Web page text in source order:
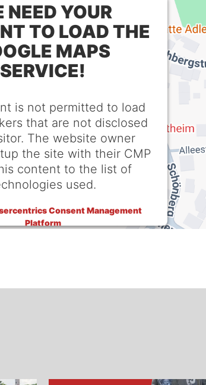
NEED YOUR
TO LOAD THE
MAPS
SERVICE!
is not permitted to load
that are not disclosed
The website owner
the site with their CMP
content to the list of
used.
Consent Management
Platform